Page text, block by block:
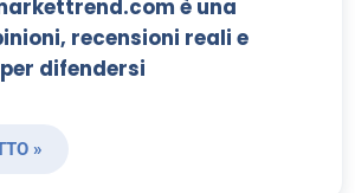
è una
recensioni reali e
difendersi
»